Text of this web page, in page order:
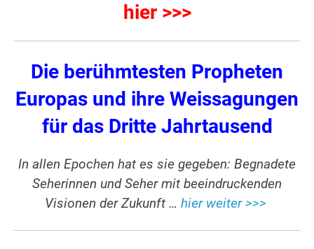
hier >>>
Die berühmtesten Propheten
Europas und ihre Weissagungen
für das Dritte Jahrtausend
In allen Epochen hat es sie gegeben: Begnadete
Seherinnen und Seher mit beeindruckenden
Visionen der Zukunft … hier weiter >>>